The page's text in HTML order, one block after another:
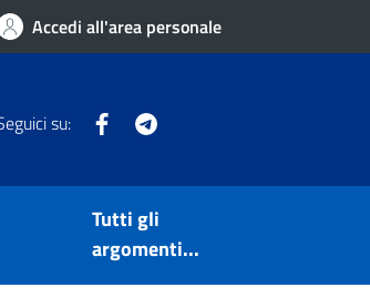
Accedi all'area personale
su: Facebook
Tutti gli
argomenti...